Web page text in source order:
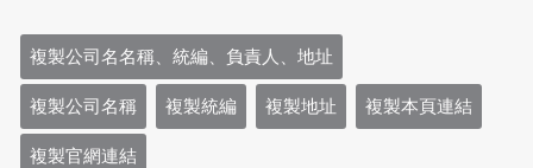
複製公司名名稱、統編、負責人、地址
複製公司名稱 複製統編 複製地址 複製本頁連結
複製官網連結